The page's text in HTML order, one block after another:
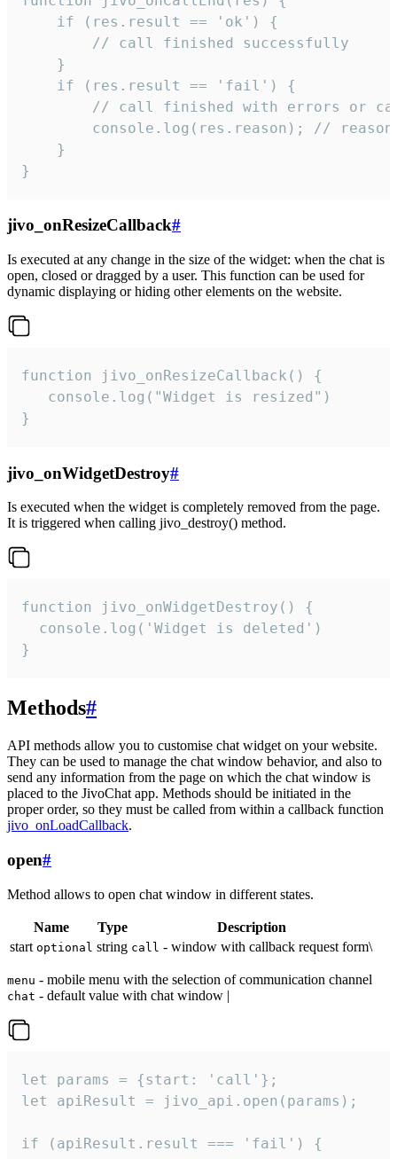
    if (res.result == 'ok') {
        // call finished successfully
    }
    if (res.result == 'fail') {
// call finished with errors or
console.log(res.reason); //
    }
}
jivo_onResizeCallback#
Is executed at any change in the size of the widget: when the chat is
open, closed or dragged by a user. This function can be used for
dynamic displaying or hiding other elements on the website.
function jivo_onResizeCallback() {
   console.log("Widget is resized")
}
jivo_onWidgetDestroy#
Is executed when the widget is completely removed from the page.
It is triggered when calling jivo_destroy() method.
function jivo_onWidgetDestroy() {
  console.log('Widget is deleted')
}
Methods#
API methods allow you to customise chat widget on your website.
They can be used to manage the chat window behavior, and also to
send any information from the page on which the chat window is
placed to the JivoChat app. Methods should be initiated in the
proper order, so they must be called from within a callback function
jivo_onLoadCallback.
open#
Method allows to open chat window in different states.
Name Type
Description
start optional string call - window with callback request form\
menu - mobile menu with the selection of communication channel
chat - default value with chat window |
let params = {start: 'call'};
let apiResult = jivo_api.open(params);
if (apiResult.result === 'fail') {